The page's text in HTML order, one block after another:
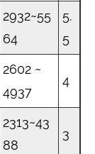
2932~55
64
5.
5
2602 ~
4937
4
2313~43
88
3